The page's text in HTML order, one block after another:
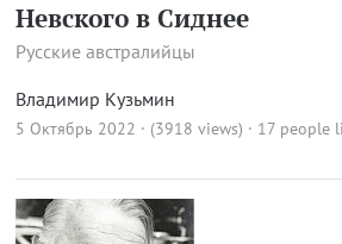
Невского в Сиднее
Русские австралийцы
Владимир Кузьмин
5 Октябрь 2022 · (3918 views) · 17 people